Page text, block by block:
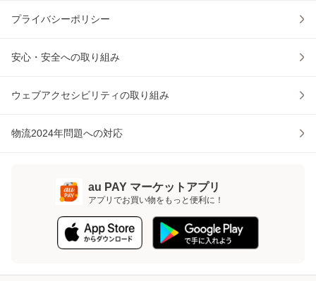
プライバシーポリシー
安心・安全への取り組み
ウェブアクセシビリティの取り組み
物流2024年問題への対応
au PAY マーケットアプリ
アプリでお買い物をもっと便利に！